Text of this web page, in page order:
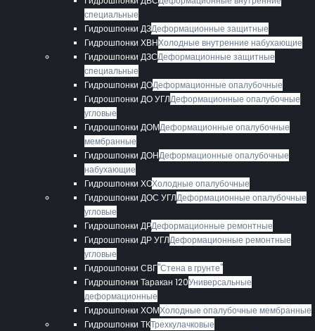
специальные
Гидрошпонки ДЗДеформационные защитные
Гидрошпонки ХВНХолодные внутренние набухающие
Гидрошпонки ДЗСДеформационные защитные
специальные
Гидрошпонки ДОДеформационные опалубочные
Гидрошпонки ДО УГЛДеформационные опалубочные
угловые
Гидрошпонки ДОМДеформационные опалубочные
мембранные
Гидрошпонки ДОНДеформационные опалубочные
набухающие
Гидрошпонки ХОХолодные опалубочные
Гидрошпонки ДОС УГЛДеформационные опалубочные
угловые
Гидрошпонки ДРДеформационные ремонтные
Гидрошпонки ДР УГЛДеформационные ремонтные
угловые
Гидрошпонки СВГ"Стена в грунте"
Гидрошпонки Таракан 120Универсальные
деформационные
Гидрошпонки ХОМХолодные опалубочные мембранные
Гидрошпонки ТКТрехкулачковые